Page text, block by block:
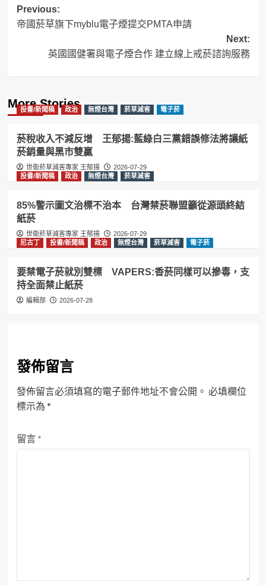
Post
navigation
Previous:
帝國菸草旗下myblu電子煙提交PMTA申請
Next:
英國國健署與電子煙合作 建立線上戒菸諮詢服務
More Stories
投書/新聞稿 政治 無煙台灣 菸草減害 電子菸
菸稅收入不減反增 王郁揚:藍綠白三黨錯誤修法將讓紙
菸銷量與黑市雙贏
世衛菸草減害專家 王郁揚
2026-07-29
投書/新聞稿
政治 無煙台灣 菸草減害
85%警示圖文治標不治本 台灣禁菸聯盟籲從源頭終結
紙菸
世衛菸草減害專家 王郁揚
2026-07-29
尼古丁
投書/新聞稿 政治 無煙台灣 菸草減害 電子菸
要禁電子菸就別雙標 VAPERS:香菸同樣可以摻毒，支
持全面禁止紙菸
編輯部 2026-07-28
發佈留言
發佈留言必須填寫的電子郵件地址不會公開。 必填欄位
標示為 *
留言 *